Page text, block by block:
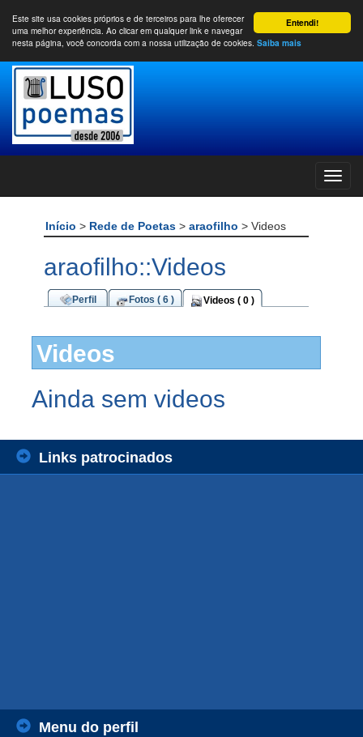
Entendi!
Este site usa cookies próprios e de terceiros para lhe oferecer
uma melhor experiência. Ao clicar em qualquer link e navegar
nesta página, você concorda com a nossa utilização de cookies. Saiba mais
Início > Rede de Poetas > araofilho > Videos
araofilho::Videos
Perfil Fotos ( 6 ) Videos ( 0 )
Videos
Ainda sem videos
Links patrocinados
Menu do perfil